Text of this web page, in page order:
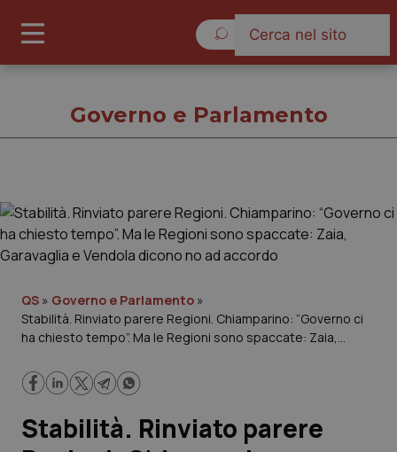
Cronache
Governo e Parlamento
Regioni e Asl
Lavoro e Professioni
Scienza e Farmaci
Governo e Parlamento
QS » Governo e Parlamento »
Stabilità. Rinviato parere Regioni. Chiamparino: “Governo ci
ha chiesto tempo”. Ma le Regioni sono spaccate: Zaia,
Stabilità. Rinviato parere